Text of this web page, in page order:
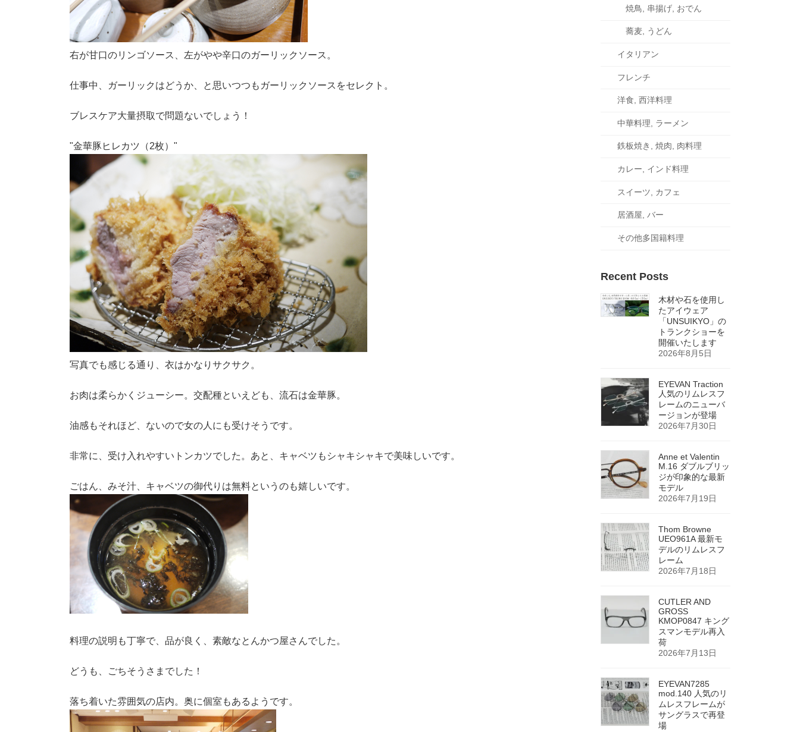
右が甘口のリンゴソース、左がやや辛口のガーリックソース。
仕事中、ガーリックはどうか、と思いつつもガーリックソースをセレクト。
ブレスケア大量摂取で問題ないでしょう！
"金華豚ヒレカツ（2枚）"
写真でも感じる通り、衣はかなりサクサク。
お肉は柔らかくジューシー。交配種といえども、流石は金華豚。
油感もそれほど、ないので女の人にも受けそうです。
非常に、受け入れやすいトンカツでした。あと、キャベツもシャキシャキで美味しいです。
ごはん、みそ汁、キャベツの御代りは無料というのも嬉しいです。
料理の説明も丁寧で、品が良く、素敵なとんかつ屋さんでした。
どうも、ごちそうさまでした！
落ち着いた雰囲気の店内。奥に個室もあるようです。
焼鳥, 串揚げ, おでん
蕎麦, うどん
イタリアン
フレンチ
洋食, 西洋料理
中華料理, ラーメン
鉄板焼き, 焼肉, 肉料理
カレー, インド料理
スイーツ, カフェ
居酒屋, バー
その他多国籍料理
Recent Posts
木材や石を使用し
たアイウェア
「UNSUIKYO」の
トランクショーを
開催いたします
2026年8月5日
EYEVAN Traction
人気のリムレスフ
レームのニューバ
ージョンが登場
2026年7月30日
Anne et Valentin
M.16 ダブルブリッ
ジが印象的な最新
モデル
2026年7月19日
Thom Browne
UEO961A 最新モ
デルのリムレスフ
レーム
2026年7月18日
CUTLER AND
GROSS
KMOP0847 キング
スマンモデル再入
荷
2026年7月13日
EYEVAN7285
mod.140 人気のリ
ムレスフレームが
サングラスで再登
場